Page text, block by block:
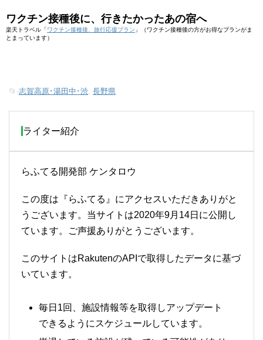
ワクチン接種後に、行きたかったあの宿へ
楽天トラベル「ワクチン接種後、旅行応援プラン 」（ワクチン接種後の方がお得なプランがま
とまっています）
📂-志賀高原･湯田中･渋 長野県
ライター紹介
らふてる開発部 ケンタロウ
この度は『らふてる』にアクセスいただきありがと
うございます。当サイトは2020年9月14日に公開し
ています。ご声援ありがとうございます。
このサイトはRakutenのAPIで取得したデータに基づ
いています。
毎日1回、施設情報等を取得しアップデート
できるようにスケジュールしています。